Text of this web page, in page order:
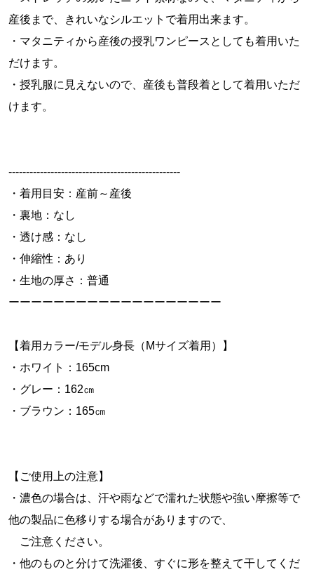
産後まで、きれいなシルエットで着用出来ます。
・マタニティから産後の授乳ワンピースとしても着用いた
だけます。
・授乳服に見えないので、産後も普段着として着用いただ
けます。
-------------------------------------------------
・着用目安：産前～産後
・裏地：なし
・透け感：なし
・伸縮性：あり
・生地の厚さ：普通
ーーーーーーーーーーーーーーーーーーー
【着用カラー/モデル身長（Mサイズ着用）】
・ホワイト：165cm
・グレー：162㎝
・ブラウン：165㎝
【ご使用上の注意】
・濃色の場合は、汗や雨などで濡れた状態や強い摩擦等で
他の製品に色移りする場合がありますので、
ご注意ください。
・他のものと分けて洗濯後、すぐに形を整えて干してくだ